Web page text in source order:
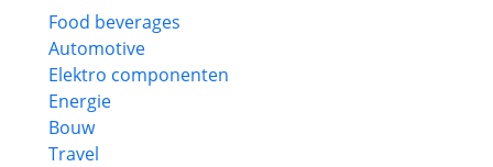
Food beverages
Automotive
Elektro componenten
Energie
Bouw
Travel